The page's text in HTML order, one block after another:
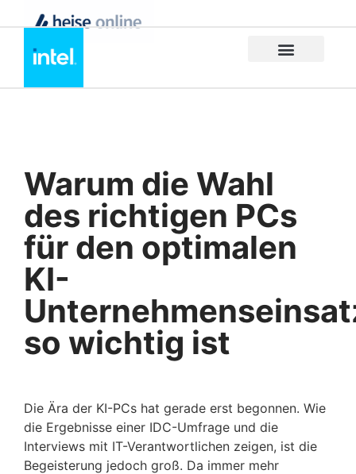
Warum die Wahl
des richtigen PCs
für den optimalen
KI-
so wichtig ist
Die Ära der KI-PCs hat gerade erst begonnen. Wie
die Ergebnisse einer IDC-Umfrage und die
Interviews mit IT-Verantwortlichen zeigen, ist die
Begeisterung jedoch groß. Da immer mehr